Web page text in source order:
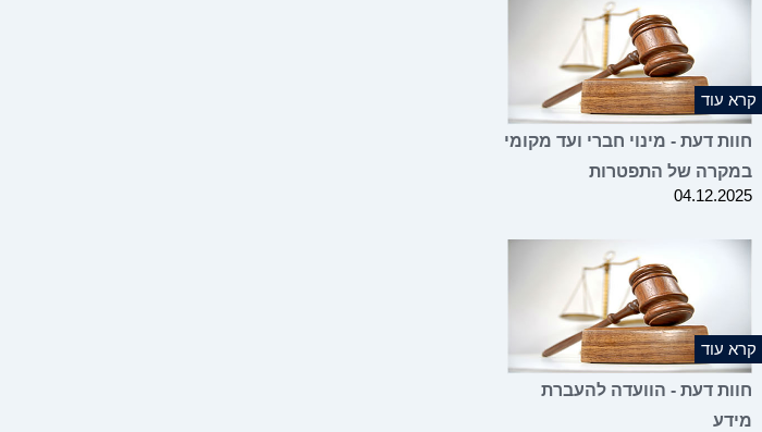
קרא עוד
חוות דעת - מינוי חברי ועד מקומי
במקרה של התפטרות
04.12.2025
קרא עוד
חוות דעת - הוועדה להעברת
מידע